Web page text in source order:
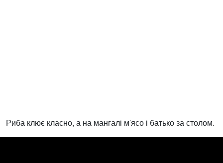
Риба клює класно, а на мангалі м'ясо і батько за столом.